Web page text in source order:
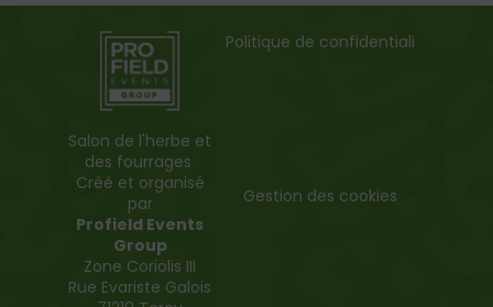
Salon de l'herbe et
des fourrages
Créé et organisé
par
Profield Events
Group
Zone Coriolis III
Rue Evariste Galois
Politique de confidentialité
Gestion des cookies